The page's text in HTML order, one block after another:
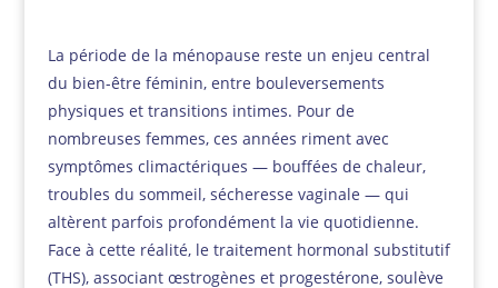
La période de la ménopause reste un enjeu central
du bien-être féminin, entre bouleversements
physiques et transitions intimes. Pour de
nombreuses femmes, ces années riment avec
symptômes climactériques — bouffées de chaleur,
troubles du sommeil, sécheresse vaginale — qui
altèrent parfois profondément la vie quotidienne.
Face à cette réalité, le traitement hormonal substitutif
(THS), associant œstrogènes et progestérone, soulève